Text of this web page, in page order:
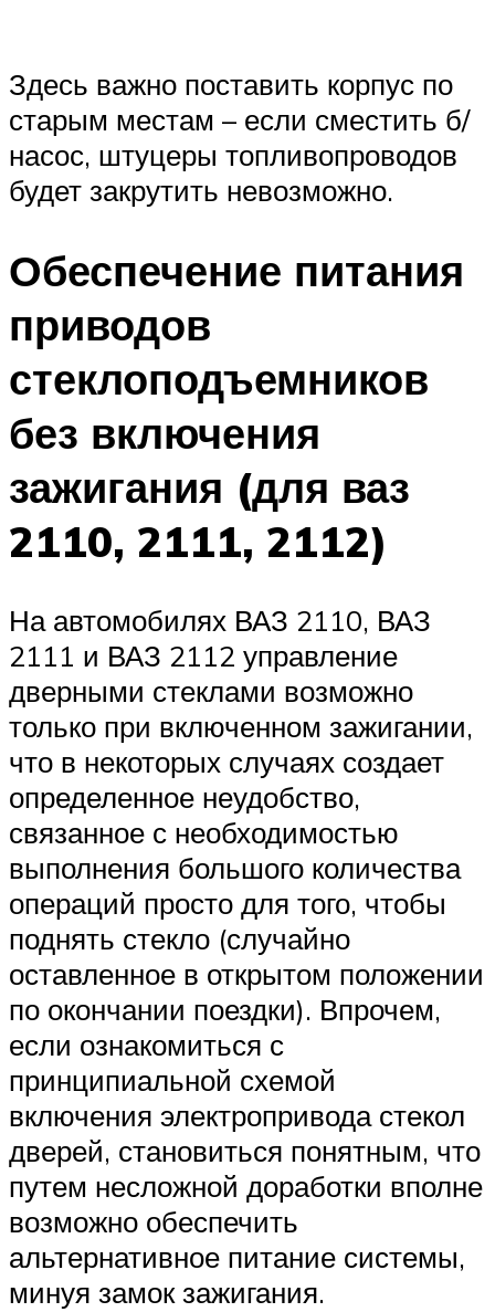
Здесь важно поставить корпус по
старым местам – если сместить б/
насос, штуцеры топливопроводов
будет закрутить невозможно.
Обеспечение питания
приводов
стеклоподъемников
без включения
зажигания (для ваз
2110, 2111, 2112)
На автомобилях ВАЗ 2110, ВАЗ
2111 и ВАЗ 2112 управление
дверными стеклами возможно
только при включенном зажигании,
что в некоторых случаях создает
определенное неудобство,
связанное с необходимостью
выполнения большого количества
операций просто для того, чтобы
поднять стекло (случайно
оставленное в открытом положении
по окончании поездки). Впрочем,
если ознакомиться с
принципиальной схемой
включения электропривода стекол
дверей, становиться понятным, что
путем несложной доработки вполне
возможно обеспечить
альтернативное питание системы,
минуя замок зажигания.